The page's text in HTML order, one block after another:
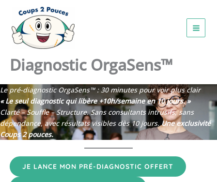
contenu
Diagnostic OrgaSens™
Le pré-diagnostic OrgaSens™ : 30 minutes pour voir plus clair
« Le seul diagnostic qui libère +10h/semaine en 10 jours. »
Clarté – Souffle – Structure. Sans consultants intrusifs, sans
dépendance, avec résultats visibles dès 10 jours. Une exclusivité
Coups 2 pouces.
JE LANCE MON PRÉ-DIAGNOSTIC OFFERT